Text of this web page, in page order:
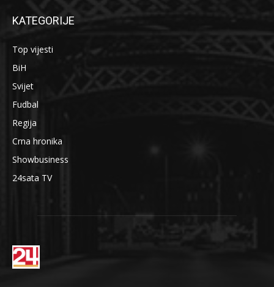
KATEGORIJE
Top vijesti
BiH
Svijet
Fudbal
Regija
Crna hronika
Showbusiness
24sata TV